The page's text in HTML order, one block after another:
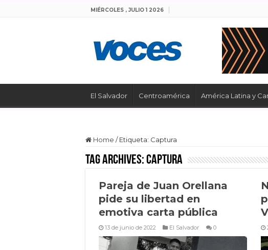
MIÉRCOLES , JULIO 1 2026
El Salvador Centroamérica América Latina y
Home / Etiqueta: Captura
Tag Archives:Captura
Pareja de Juan Orellana
pide su libertad en
emotiva carta pública
13 de junio de 2022 El Salvador 0